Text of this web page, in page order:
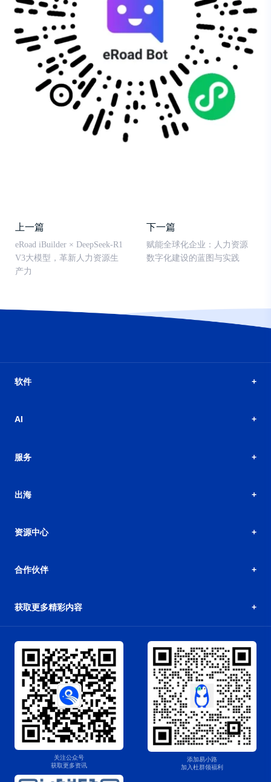
上一篇
eRoad iBuilder × DeepSeek-R1
V3大模型，革新人力资源生
产力
下一篇
赋能全球化企业：人力资源
数字化建设的蓝图与实践
软件
AI
服务
出海
资源中心
合作伙伴
获取更多精彩内容
关注公众号
获取更多资讯
添加易小路
加入杜群领福利